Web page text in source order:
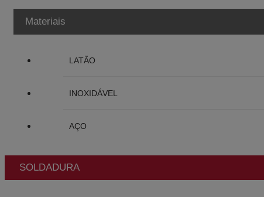
Materiais
LATÃO
INOXIDÁVEL
AÇO
SOLDADURA